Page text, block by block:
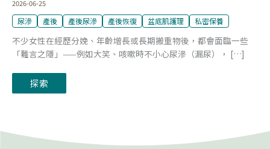
2026-06-25
尿滲 產後 產後尿滲 產後恢復 盆底肌護理 私密保養
不少女性在經歷分娩、年齡增長或長期搬重物後，都會面臨一些
「難言之隱」——例如大笑、咳嗽時不小心尿滲（漏尿）， […]
探索